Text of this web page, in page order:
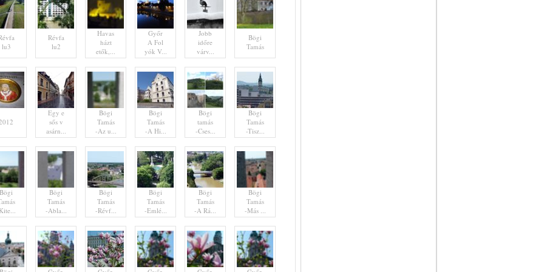
lu3
Révfa
lu2
Havas
házt
etők,...
Győr
A Fol
yók V...
Jobb
időre
várv...
Bögi
Tamás
Egy e
sős v
asárn...
Bögi
Tamás
-Az u...
Bögi
Tamás
-A Hi...
Bögi
tamás
-Cses...
Bögi
Tamás
-Tisz...
Bögi
Bögi
Tamás
-Abla...
Bögi
Tamás
-Révf...
Bögi
Tamás
-Emlé...
Bögi
Tamás
-A Rá...
Bögi
Tamás
-Más ...